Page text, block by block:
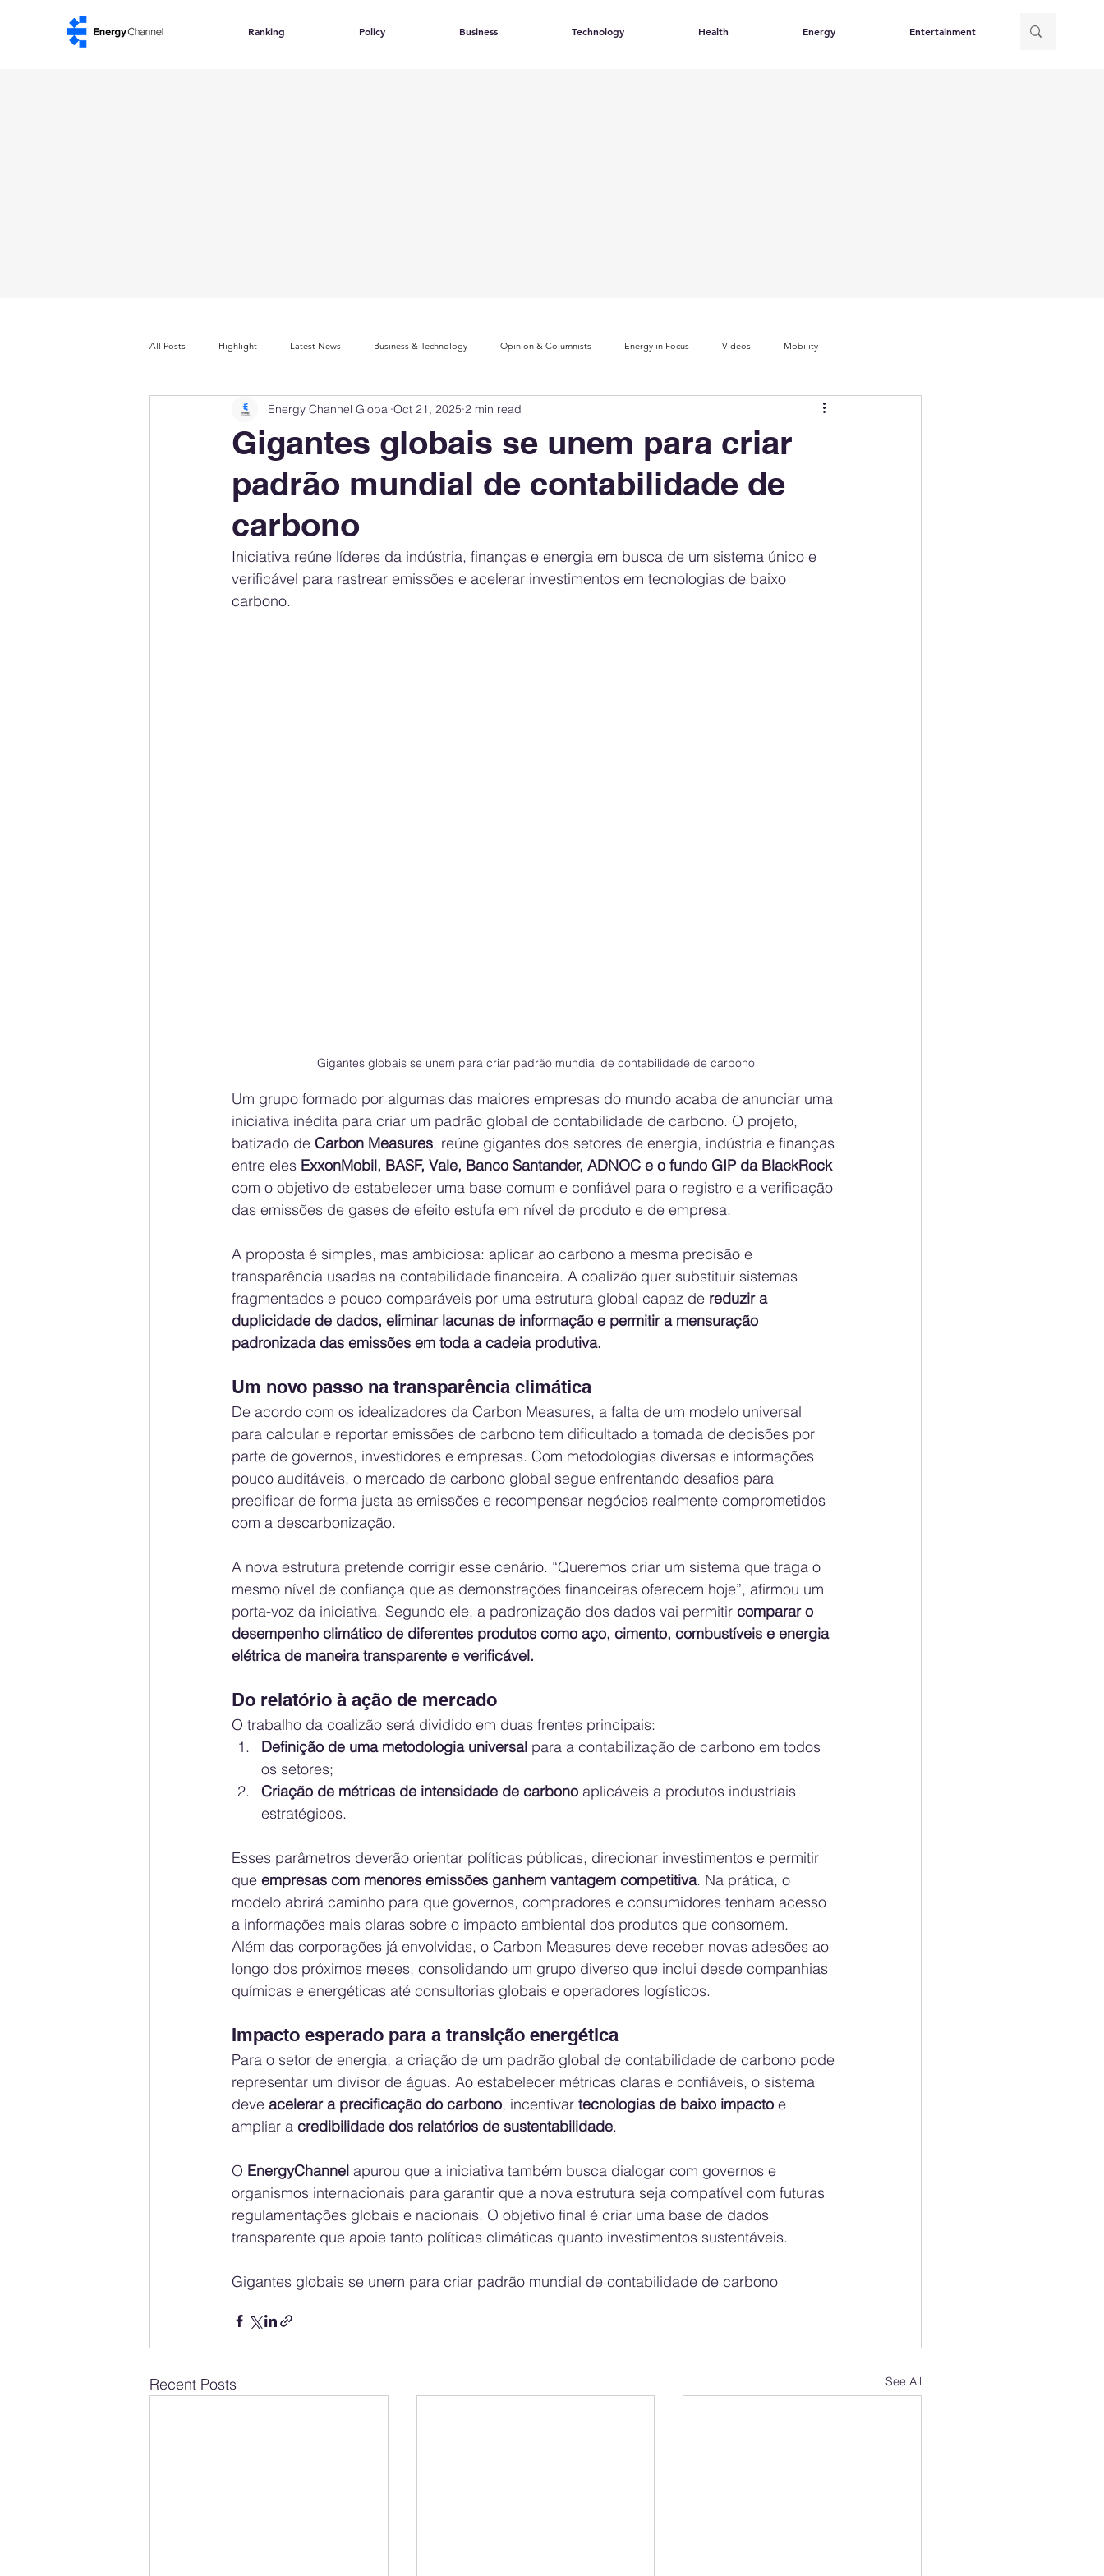
Ranking Policy Business Technology Health Energy Entertainment
All Posts Highlight Latest News Business & Technology Opinion & Columnists Energy in Focus Videos Mobility
Company Rankings Market Leaders Innovation Index Sustainability & ESG Index Electric Mobility Ranking
Energy Storage Ranking United States Policy Public Policy Energy Policy Brand Perception Consumer Choice
Financial Markets Companies
Gigantes globais se unem para criar
padrão mundial de contabilidade de
carbono
Energy Channel Global Oct 21, 2025 2 min read
Iniciativa reúne líderes da indústria, finanças e energia em busca de um sistema único e
verificável para rastrear emissões e acelerar investimentos em tecnologias de baixo
carbono.
Gigantes globais se unem para criar padrão mundial de contabilidade de carbono
Um grupo formado por algumas das maiores empresas do mundo acaba de anunciar uma
iniciativa inédita para criar um padrão global de contabilidade de carbono. O projeto,
batizado de Carbon Measures, reúne gigantes dos setores de energia, indústria e finanças
entre eles ExxonMobil, BASF, Vale, Banco Santander, ADNOC e o fundo GIP da BlackRock
com o objetivo de estabelecer uma base comum e confiável para o registro e a verificação
das emissões de gases de efeito estufa em nível de produto e de empresa.
A proposta é simples, mas ambiciosa: aplicar ao carbono a mesma precisão e
transparência usadas na contabilidade financeira. A coalizão quer substituir sistemas
fragmentados e pouco comparáveis por uma estrutura global capaz de reduzir a
duplicidade de dados, eliminar lacunas de informação e permitir a mensuração
padronizada das emissões em toda a cadeia produtiva.
Um novo passo na transparência climática
De acordo com os idealizadores da Carbon Measures, a falta de um modelo universal
para calcular e reportar emissões de carbono tem dificultado a tomada de decisões por
parte de governos, investidores e empresas. Com metodologias diversas e informações
pouco auditáveis, o mercado de carbono global segue enfrentando desafios para
precificar de forma justa as emissões e recompensar negócios realmente comprometidos
com a descarbonização.
A nova estrutura pretende corrigir esse cenário. “Queremos criar um sistema que traga o
mesmo nível de confiança que as demonstrações financeiras oferecem hoje”, afirmou um
porta-voz da iniciativa. Segundo ele, a padronização dos dados vai permitir comparar o
desempenho climático de diferentes produtos como aço, cimento, combustíveis e energia
elétrica de maneira transparente e verificável.
Do relatório à ação de mercado
O trabalho da coalizão será dividido em duas frentes principais:
Definição de uma metodologia universal para a contabilização de carbono em todos
os setores;
Criação de métricas de intensidade de carbono aplicáveis a produtos industriais
estratégicos.
Esses parâmetros deverão orientar políticas públicas, direcionar investimentos e permitir
que empresas com menores emissões ganhem vantagem competitiva. Na prática, o
modelo abrirá caminho para que governos, compradores e consumidores tenham acesso
a informações mais claras sobre o impacto ambiental dos produtos que consomem.
Além das corporações já envolvidas, o Carbon Measures deve receber novas adesões ao
longo dos próximos meses, consolidando um grupo diverso que inclui desde companhias
químicas e energéticas até consultorias globais e operadores logísticos.
Impacto esperado para a transição energética
Para o setor de energia, a criação de um padrão global de contabilidade de carbono pode
representar um divisor de águas. Ao estabelecer métricas claras e confiáveis, o sistema
deve acelerar a precificação do carbono, incentivar tecnologias de baixo impacto e
ampliar a credibilidade dos relatórios de sustentabilidade.
O EnergyChannel apurou que a iniciativa também busca dialogar com governos e
organismos internacionais para garantir que a nova estrutura seja compatível com futuras
regulamentações globais e nacionais. O objetivo final é criar uma base de dados
transparente que apoie tanto políticas climáticas quanto investimentos sustentáveis.
Gigantes globais se unem para criar padrão mundial de contabilidade de carbono
Recent Posts See All